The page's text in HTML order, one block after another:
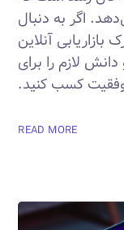
اگر به دنبال
آنلاین
لازم را برای
کسب کنید.
READ MORE